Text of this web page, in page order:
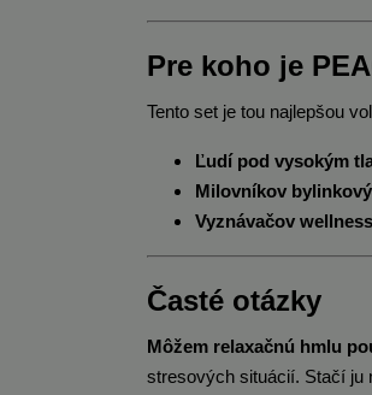
Pre koho je
Tento set je tou najlepšou
Ľudí pod vysokým
Milovníkov
Vyznávačov
Časté otázky
Môžem relaxačnú hmlu
stresových situácií. Stačí ju